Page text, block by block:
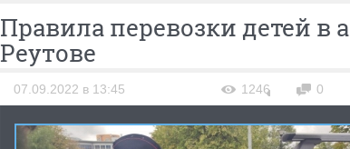
Правила перевозки детей в
Реутове
07.09.2022 в 13:45 1246 0